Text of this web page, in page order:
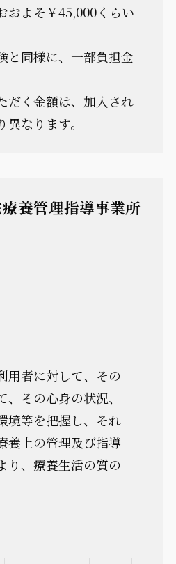
およそ￥45,000くらい
と同様に、一部負担金
だく金額は、加入され
なります。
養管理指導事業所
用者に対して、その
その心身の状況、
境等を把握し、それ
養上の管理及び指導
り、療養生活の質の